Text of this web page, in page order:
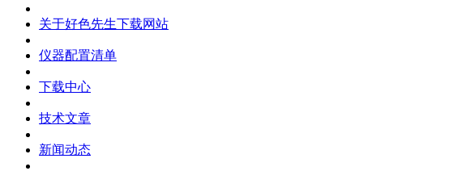
关于好色先生下载网站
仪器配置清单
下载中心
技术文章
新闻动态